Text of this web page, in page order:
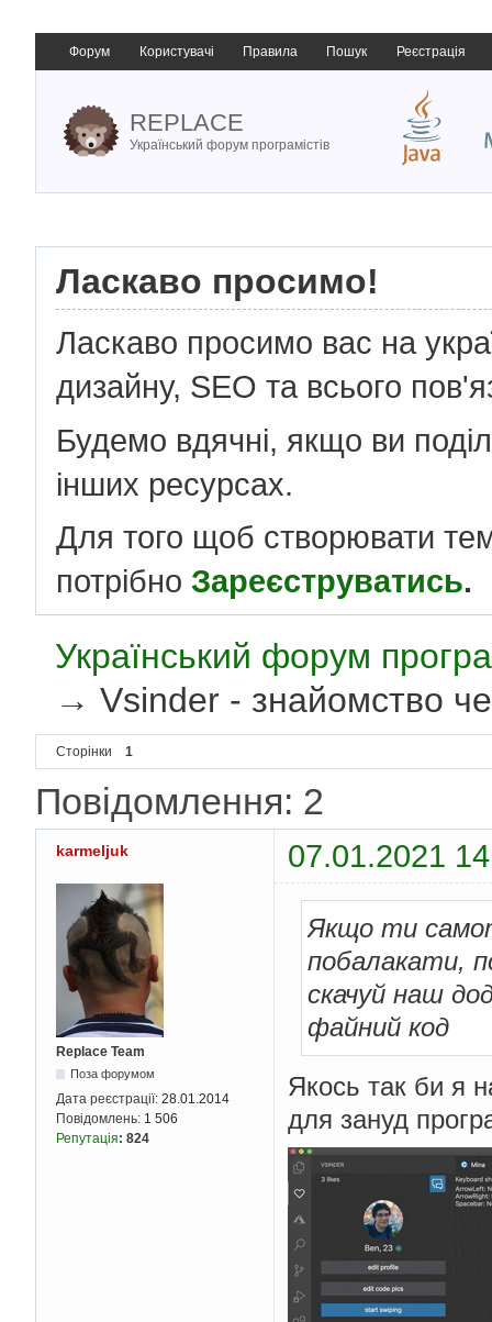
Форум Користувачі Правила Пошук Реєстрація
REPLACE
Український форум програмістів
Ласкаво просимо!
Ласкаво просимо вас на
дизайну, SEO та всього
Будемо вдячні, якщо ви
інших ресурсах.
Для того щоб створювати
потрібно Зареєструватись.
Український форум
→Vsinder - знайомство
Сторінки 1
Повідомлення: 2
karmeljuk 07.01.2021
Replace Team
Поза форумом
Дата реєстрації: 28.01.2014
Повідомлень: 1 506
Репутація: 824
Якщо ти
побалакати,
скачуй наш
файний код
Якось так би я
для зануд